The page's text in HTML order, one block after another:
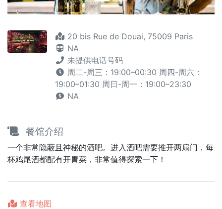
20 bis Rue de Douai, 75009 Paris
NA
未提供电话号码
周二-周三：19:00–00:30 周四-周六：
19:00–01:30 周日-周一：19:00–23:30
NA
餐馆介绍
一个非常隐蔽且神秘的酒吧。进入酒吧需要推开两扇门，每
杯鸡尾酒都配有开胃菜，非常值得探索一下！
查看地图